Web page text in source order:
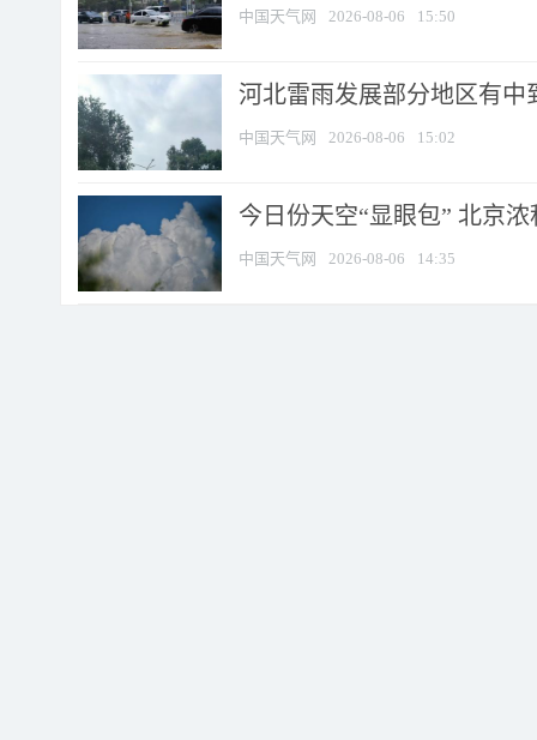
中国天气网 2026-08-06 15:50
河北雷雨发展部分地区有中
中国天气网 2026-08-06 15:02
今日份天空“显眼包” 北京
中国天气网 2026-08-06 14:35